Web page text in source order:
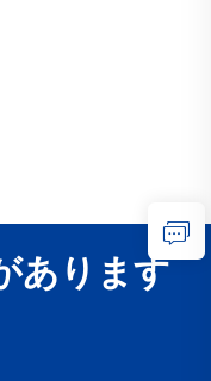
あります